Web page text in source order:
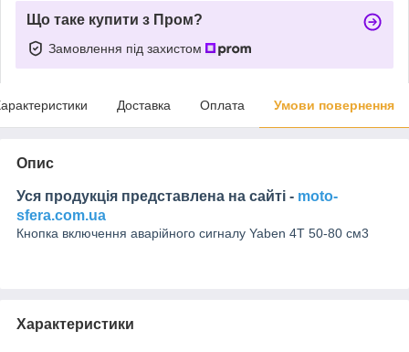
Що таке купити з Пром?
Замовлення під захистом
Доставка Оплата Умови повернення
Опис
Уся продукція представлена на сайті - moto-
sfera.com.ua
Кнопка включення аварійного сигналу Yaben 4T 50-80 см3
Характеристики